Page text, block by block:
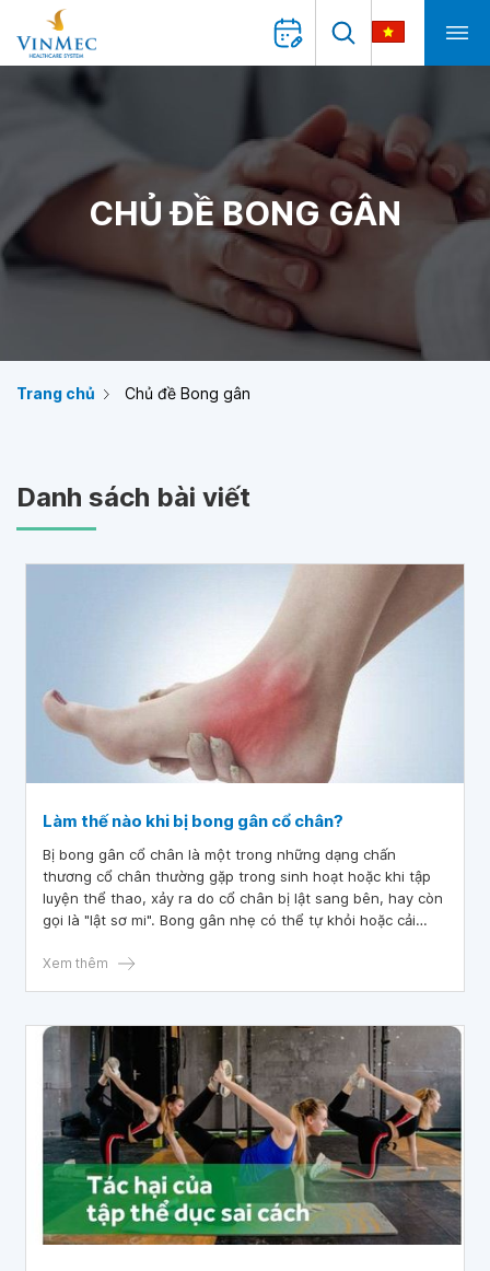
CHỦ ĐỀ BONG GÂN
Trang chủ Chủ đề Bong gân
Danh sách bài viết
Làm thế nào khi bị bong gân cổ chân?
Bị bong gân cổ chân là một trong những dạng chấn
thương cổ chân thường gặp trong sinh hoạt hoặc khi tập
luyện thể thao, xảy ra do cổ chân bị lật sang bên, hay còn
gọi là "lật sơ mi". Bong gân nhẹ có thể tự khỏi hoặc cải
nhiên, với trường hợp nghiêm trọng hơn, bệnh nhân cần
Xem thêm